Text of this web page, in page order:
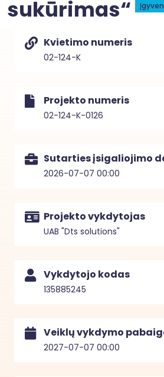
sukūrimas“
Kvietimo numeris
02-124-K
Projekto numeris
02-124-K-0126
Sutarties įsigaliojimo
2026-07-07 00:00
Projekto vykdytojas
UAB "Dts solutions"
Vykdytojo kodas
135885245
Veiklų vykdymo
2027-07-07 00:00